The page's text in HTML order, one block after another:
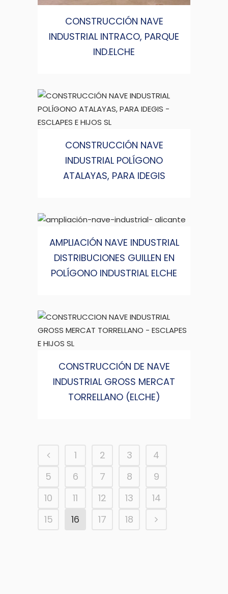
CONSTRUCCIÓN NAVE
INDUSTRIAL INTRACO, PARQUE
IND.ELCHE
CONSTRUCCIÓN NAVE
INDUSTRIAL POLÍGONO
ATALAYAS, PARA IDEGIS
AMPLIACIÓN NAVE INDUSTRIAL
DISTRIBUCIONES GUILLEN EN
POLÍGONO INDUSTRIAL ELCHE
CONSTRUCCIÓN DE NAVE
INDUSTRIAL GROSS MERCAT
TORRELLANO (ELCHE)
1 2 3
4
5
6 7 8
9
10
11 12 13
14
15
16 17 18